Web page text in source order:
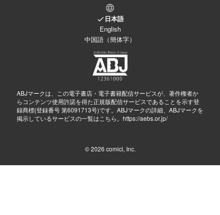
日本語
English
中国語（簡体字）
ABJマークは、この電子書店・電子書籍配信サービスが、著作権者か
らコンテンツ使用許諾を得た正規版配信サービスであることを示す登
録商標(登録番号 第6091713号)です。ABJマークの詳細、ABJマークを
掲示しているサービスの一覧はこちら。 https://aebs.or.jp/
© 2026 comici, Inc.